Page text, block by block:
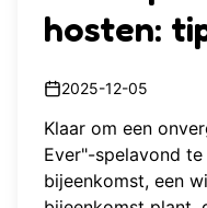
hosten:
2025-12-05
Klaar om een
Ever"-spelavond
bijeenkomst, een